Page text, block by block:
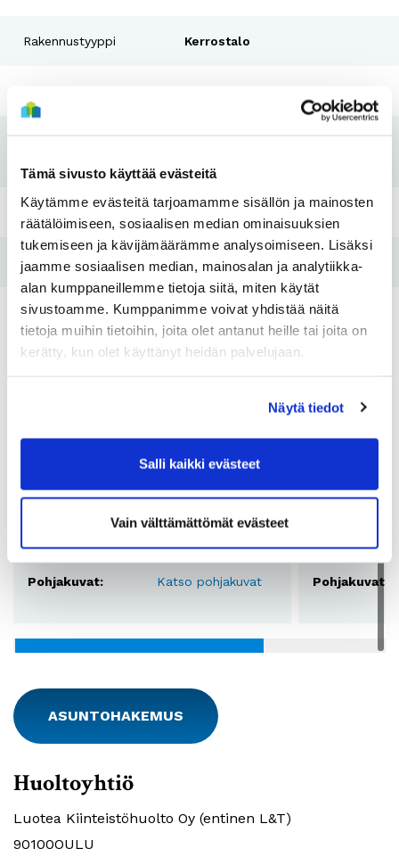
Tämä sivusto käyttää evästeitä
Käytämme evästeitä tarjoamamme sisällön ja mainosten
räätälöimiseen, sosiaalisen median ominaisuuksien
tukemiseen ja kävijämäärämme analysoimiseen. Lisäksi
jaamme sosiaalisen median, mainosalan ja analytiikka-
alan kumppaneillemme tietoja siitä, miten käytät
sivustoamme. Kumppanimme voivat yhdistää näitä
tietoja muihin tietoihin, joita olet antanut heille tai joita on
kerätty, kun olet käyttänyt heidän palvelujaan.
Näytä tiedot
Salli kaikki evästeet
Vain välttämättömät evästeet
Rakennustyyppi Kerrostalo
Pesutupa
Hissi Kyllä
Tulo- ja
varallisuusraja
1H+KK
Pinta-ala:
28,5 - 34 m2
395 - 446€
Lkm:
48
Pohjakuvat:
Katso pohjakuvat
Pinta-ala:
Lkm:
Pohjakuvat:
ASUNTOHAKEMUS
Huoltoyhtiö
Luotea Kiinteistöhuolto Oy (entinen L&T)
90100OULU